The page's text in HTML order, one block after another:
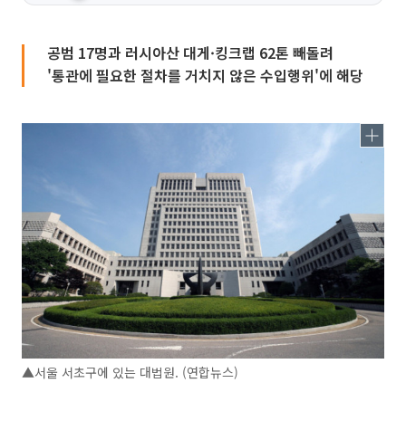
공범 17명과 러시아산 대게·킹크랩 62톤 빼돌려
'통관에 필요한 절차를 거치지 않은 수입행위'에 해당
▲서울 서초구에 있는 대법원. (연합뉴스)